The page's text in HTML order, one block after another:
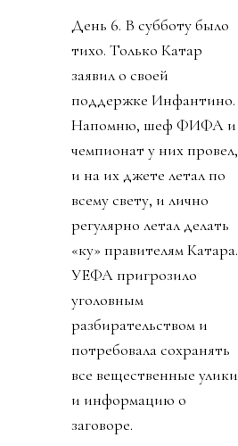
День 6. В субботу было
тихо. Только Катар
заявил о своей
поддержке Инфантино.
Напомню, шеф ФИФА и
чемпионат у них провел,
и на их джете летал по
всему свету, и лично
регулярно летал делать
«ку» правителям Катара.
УЕФА пригрозило
уголовным
разбирательством и
потребовала сохранять
все вещественные улики
и информацию о
заговоре.